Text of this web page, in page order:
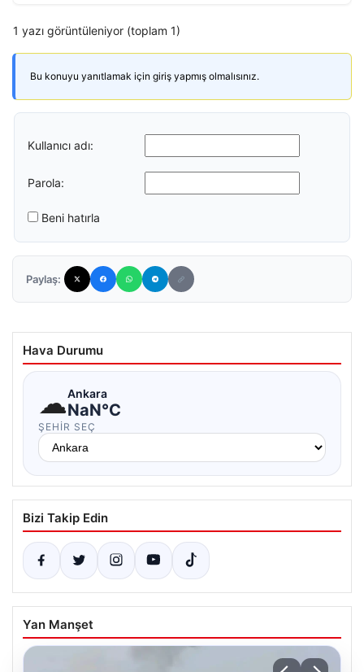
1 yazı görüntüleniyor (toplam 1)
Bu konuyu yanıtlamak için giriş yapmış olmalısınız.
Kullanıcı adı:
Parola:
Beni hatırla
Paylaş:
Hava Durumu
☁Ankara
NaN°C
ŞEHIR SEÇ
Bizi Takip Edin
Yan Manşet